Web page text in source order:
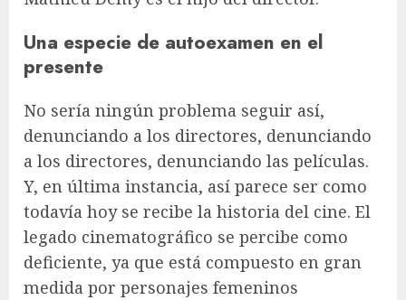
Una especie de autoexamen en el
presente
No sería ningún problema seguir así,
denunciando a los directores, denunciando
a los directores, denunciando las películas.
Y, en última instancia, así parece ser como
todavía hoy se recibe la historia del cine. El
legado cinematográfico se percibe como
deficiente, ya que está compuesto en gran
medida por personajes femeninos